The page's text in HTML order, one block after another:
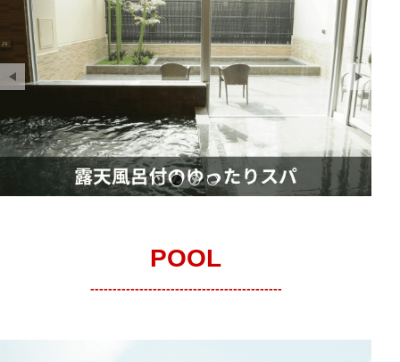
サウナ
露天風呂
更衣室ロッカールーム
POOL
-------------------------------------------